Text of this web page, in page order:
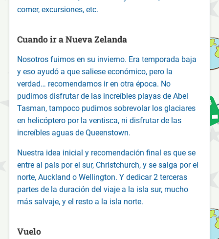
comer, excursiones, etc.
Cuando ir a Nueva Zelanda
Nosotros fuimos en su invierno. Era temporada baja
y eso ayudó a que saliese económico, pero la
verdad… recomendamos ir en otra época. No
pudimos disfrutar de las increíbles playas de Abel
Tasman, tampoco pudimos sobrevolar los glaciares
en helicóptero por la ventisca, ni disfrutar de las
increíbles aguas de Queenstown.
Nuestra idea inicial y recomendación final es que se
entre al país por el sur, Christchurch, y se salga por el
norte, Auckland o Wellington. Y dedicar 2 terceras
partes de la duración del viaje a la isla sur, mucho
más salvaje, y el resto a la isla norte.
Vuelo